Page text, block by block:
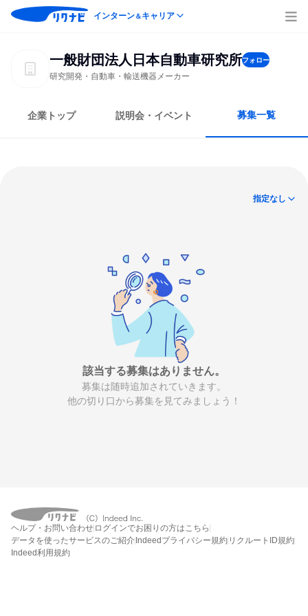
インターン＆キャリア
一般財団法人日本自動車研究所フォロー
研究開発・自動車・輸送機器メーカー
企業トップ 説明会・イベント 募集一覧
指定なし
該当する募集はありません。
募集は随時追加されていきます。
他の切り口から募集を見てみましょう！
ヘルプ・お問い合わせ ログインでお困りの方はこちら
データを使ったサービスのご紹介 Indeedプライバシー規約 リクルートID規約
Indeed利用規約